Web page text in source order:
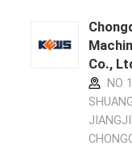
Co.,
NO